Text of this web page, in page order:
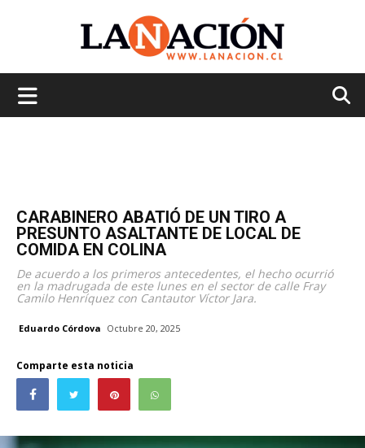
CARABINERO ABATIÓ DE UN TIRO A
PRESUNTO ASALTANTE DE LOCAL DE
COMIDA EN COLINA
De acuerdo a los primeros antecedentes, el hecho ocurrió
en la madrugada de este lunes en el sector de calle Fray
Camilo Henríquez con Cantautor Víctor Jara.
Eduardo Córdova Octubre 20, 2025
Comparte esta noticia